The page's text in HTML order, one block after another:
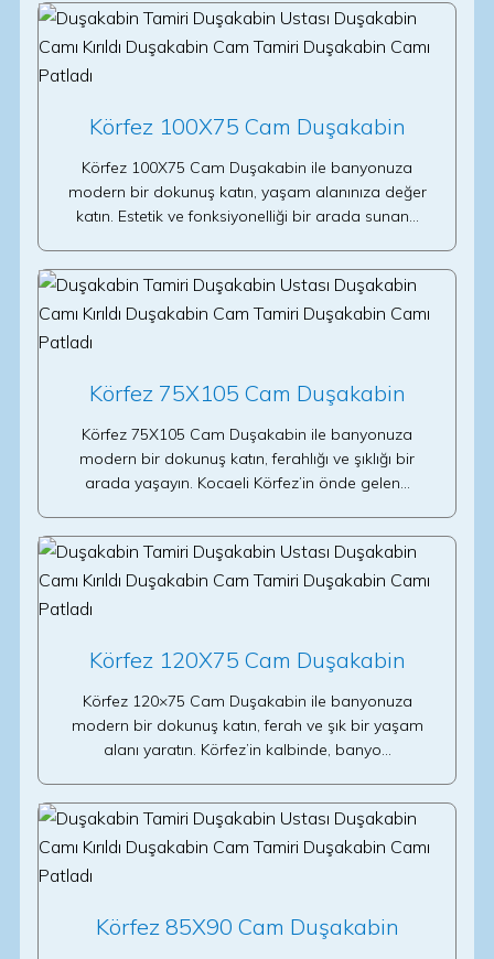
Körfez 100X75 Cam Duşakabin
Körfez 100X75 Cam Duşakabin ile banyonuza
modern bir dokunuş katın, yaşam alanınıza değer
katın. Estetik ve fonksiyonelliği bir arada sunan…
Körfez 75X105 Cam Duşakabin
Körfez 75X105 Cam Duşakabin ile banyonuza
modern bir dokunuş katın, ferahlığı ve şıklığı bir
arada yaşayın. Kocaeli Körfez’in önde gelen…
Körfez 120X75 Cam Duşakabin
Körfez 120×75 Cam Duşakabin ile banyonuza
modern bir dokunuş katın, ferah ve şık bir yaşam
alanı yaratın. Körfez’in kalbinde, banyo…
Körfez 85X90 Cam Duşakabin